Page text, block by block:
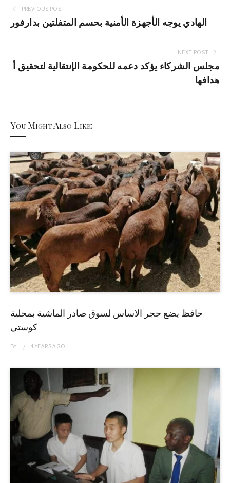
PREVIOUS POST
الهادي يوجه الأجهزة الأمنية بحسم المتفلتين بدارفور
NEXT POST
مجلس الشركاء يؤكد دعمه للحكومة الإنتقالية لتحقيق أ
هدافها
You Might Also Like:
حافظ يضع حجر الاساس لسوق صادر الماشية بمحلية
كوستي
BY 4 YEARSAGO